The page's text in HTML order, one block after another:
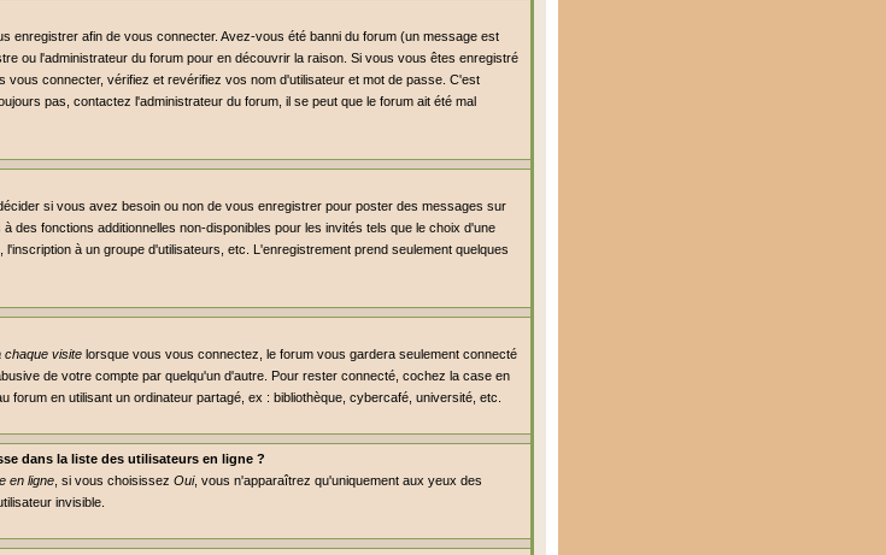
enregistrer afin de vous connecter. Avez-vous été banni du forum (un message est
ou l'administrateur du forum pour en découvrir la raison. Si vous vous êtes enregistré
connecter, vérifiez et revérifiez vos nom d'utilisateur et mot de passe. C'est
pas, contactez l'administrateur du forum, il se peut que le forum ait été mal
si vous avez besoin ou non de vous enregistrer pour poster des messages sur
des fonctions additionnelles non-disponibles pour les invités tels que le choix d'une
à un groupe d'utilisateurs, etc. L'enregistrement prend seulement quelques
chaque visite lorsque vous vous connectez, le forum vous gardera seulement connecté
de votre compte par quelqu'un d'autre. Pour rester connecté, cochez la case en
en utilisant un ordinateur partagé, ex : bibliothèque, cybercafé, université, etc.
dans la liste des utilisateurs en ligne ?
en ligne , si vous choisissez Oui, vous n'apparaîtrez qu'uniquement aux yeux des
invisible.